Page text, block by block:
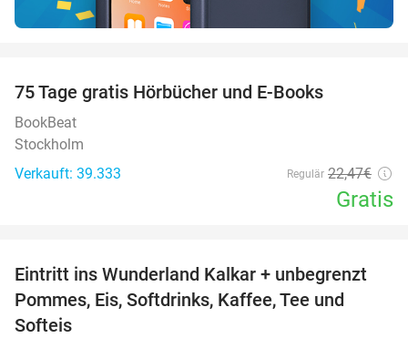
75 Tage gratis Hörbücher und E-Books
BookBeat
Stockholm
Verkauft: 39.333
Regulär 22,47€
Gratis
32%
Eintritt ins Wunderland Kalkar + unbegrenzt
Pommes, Eis, Softdrinks, Kaffee, Tee und
Softeis